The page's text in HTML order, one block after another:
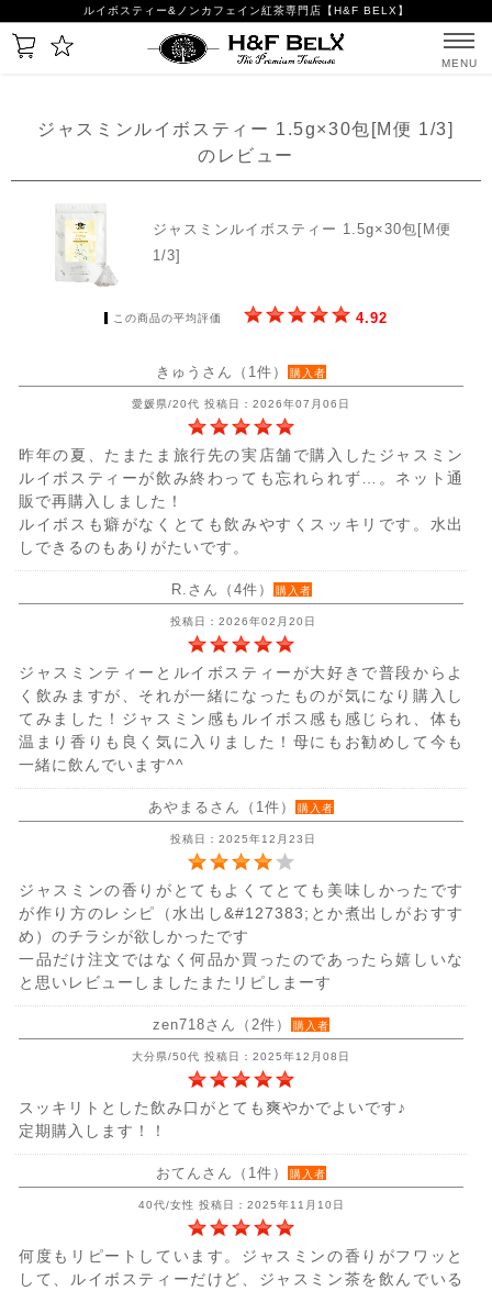
ルイボスティー&ノンカフェイン紅茶専門店【H&F BELX】
MENU
ジャスミンルイボスティー 1.5g×30包[M便 1/3]
のレビュー
ジャスミンルイボスティー 1.5g×30包[M便
1/3]
この商品の平均評価 4.92
きゅうさん（1件） 購入者
愛媛県/20代 投稿日：2026年07月06日
昨年の夏、たまたま旅行先の実店舗で購入したジャスミン
ルイボスティーが飲み終わっても忘れられず…。ネット通
販で再購入しました！
ルイボスも癖がなくとても飲みやすくスッキリです。水出
しできるのもありがたいです。
R.さん（4件） 購入者
投稿日：2026年02月20日
ジャスミンティーとルイボスティーが大好きで普段からよ
く飲みますが、それが一緒になったものが気になり購入し
てみました！ジャスミン感もルイボス感も感じられ、体も
温まり香りも良く気に入りました！母にもお勧めして今も
一緒に飲んでいます^^
あやまるさん（1件） 購入者
投稿日：2025年12月23日
ジャスミンの香りがとてもよくてとても美味しかったです
が作り方のレシピ（水出し&#127383;とか煮出しがおすす
め）のチラシが欲しかったです
一品だけ注文ではなく何品か買ったのであったら嬉しいな
と思いレビューしましたまたリピしまーす
zen718さん（2件） 購入者
大分県/50代 投稿日：2025年12月08日
スッキリトとした飲み口がとても爽やかでよいです♪
定期購入します！！
おてんさん（1件） 購入者
40代/女性 投稿日：2025年11月10日
何度もリピートしています。ジャスミンの香りがフワッと
して、ルイボスティーだけど、ジャスミン茶を飲んでいる